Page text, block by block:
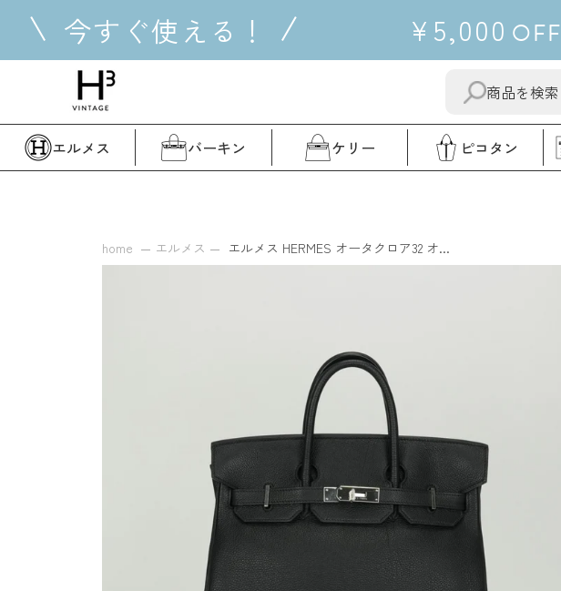
ッ
今すぐ使える！ ¥5,000 OFF
送
す
る
"閉
る"
エルメス バーキン ケリー ピコタン
home エルメス エルメス HERMES オータクロア32 オ...